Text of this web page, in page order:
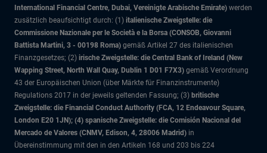
International Financial Centre, Dubai, Vereinigte Arabische Emirate) werden
zusätzlich beaufsichtigt durch: (1) italienische Zweigstelle: die
Commissione Nazionale per le Società e la Borsa (CONSOB, Giovanni
Battista Martini, 3 - 00198 Roma) gemäß Artikel 27 des italienischen
Finanzgesetzes; (2) irische Zweigstelle: die Central Bank of Ireland (New
Wapping Street, North Wall Quay, Dublin 1 D01 F7X3) gemäß Verordnung
43 der Europäischen Union (über Märkte für Finanzinstrumente)
Regulations 2017 in der jeweils geltenden Fassung; (3) britische
Zweigstelle: die Financial Conduct Authority (FCA, 12 Endeavour Square,
London E20 1JN); (4) spanische Zweigstelle: die Comisión Nacional del
Mercado de Valores (CNMV, Edison, 4, 28006 Madrid) in
Übereinstimmung mit den in den Artikeln 168 und 203 bis 224